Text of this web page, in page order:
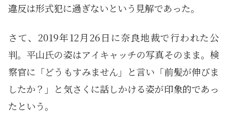
違反は形式犯に過ぎないという見解であった。
さて、2019年12月26日に奈良地裁で行われた公
判。平山氏の姿はアイキャッチの写真そのまま。検
察官に「どうもすみません」と言い「前髪が伸びま
したか？」と気さくに話しかける姿が印象的であっ
たという。